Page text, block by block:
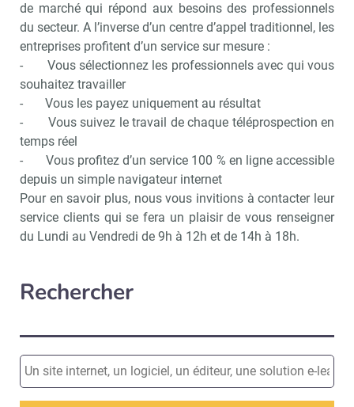
de marché qui répond aux besoins des professionnels
du secteur. A l’inverse d’un centre d’appel traditionnel, les
entreprises profitent d’un service sur mesure :
- Vous sélectionnez les professionnels avec qui vous
souhaitez travailler
- Vous les payez uniquement au résultat
- Vous suivez le travail de chaque téléprospection en
temps réel
- Vous profitez d’un service 100 % en ligne accessible
depuis un simple navigateur internet
Pour en savoir plus, nous vous invitions à contacter leur
service clients qui se fera un plaisir de vous renseigner
du Lundi au Vendredi de 9h à 12h et de 14h à 18h.
Rechercher